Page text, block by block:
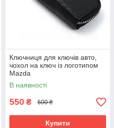
Ключниця для ключів авто,
чохол на ключ із логотипом
Mazda
В наявності
550 ₴ 600 ₴
Купити